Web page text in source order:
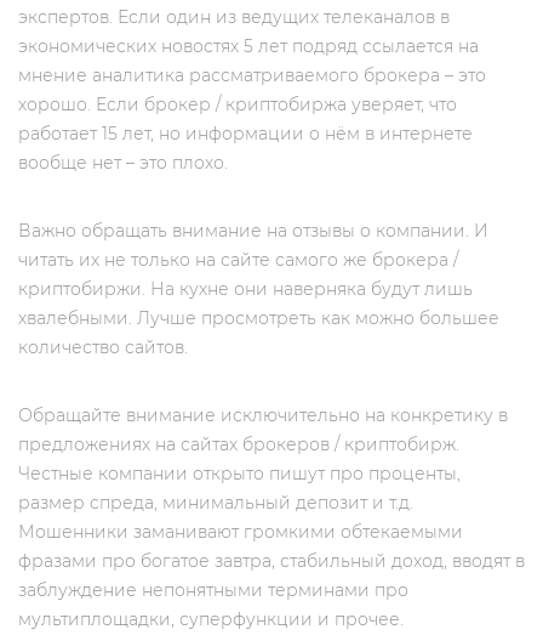
экспертов. Если один из ведущих телеканалов в
экономических новостях 5 лет подряд ссылается на
мнение аналитика рассматриваемого брокера – это
хорошо. Если брокер / криптобиржа уверяет, что
работает 15 лет, но информации о нём в интернете
вообще нет – это плохо.
Важно обращать внимание на отзывы о компании. И
читать их не только на сайте самого же брокера /
криптобиржи. На кухне они наверняка будут лишь
хвалебными. Лучше просмотреть как можно большее
количество сайтов.
Обращайте внимание исключительно на конкретику в
предложениях на сайтах брокеров / криптобирж.
Честные компании открыто пишут про проценты,
размер спреда, минимальный депозит и т.д.
Мошенники заманивают громкими обтекаемыми
фразами про богатое завтра, стабильный доход, вводят в
заблуждение непонятными терминами про
мультиплощадки, суперфункции и прочее.